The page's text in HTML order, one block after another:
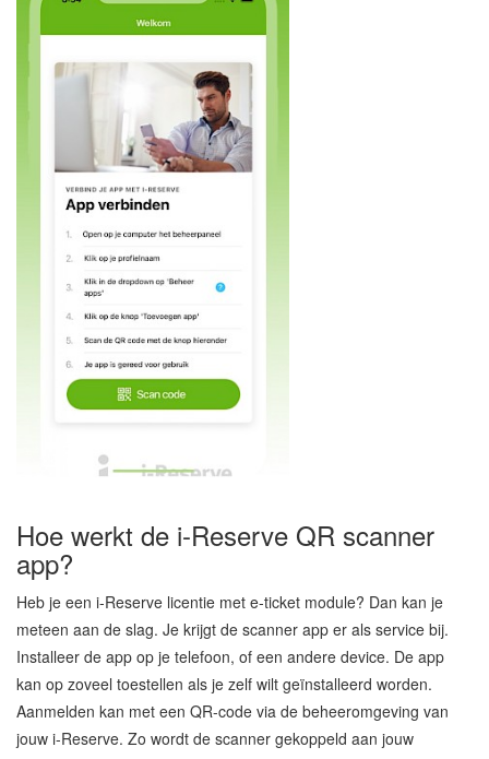
Hoe werkt de i-Reserve QR scanner
app?
Heb je een i-Reserve licentie met e-ticket module? Dan kan je
meteen aan de slag. Je krijgt de scanner app er als service bij.
Installeer de app op je telefoon, of een andere device. De app
kan op zoveel toestellen als je zelf wilt geïnstalleerd worden.
Aanmelden kan met een QR-code via de beheeromgeving van
jouw i-Reserve. Zo wordt de scanner gekoppeld aan jouw